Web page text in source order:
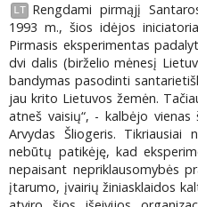
LT
Rengdami pirmąjį
1993 m., šios idėjos
Pirmasis eksperimentas
dvi dalis (birželio mėnesį
bandymas pasodinti
jau krito Lietuvos žemėn.
atneš vaisių“, - kalbėjo
Arvydas Šliogeris.
nebūtų patikėję, kad
nepaisant nepriklausomybės
įtarumo, įvairių žiniasklaidos